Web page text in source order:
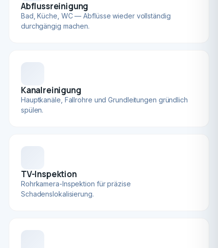
Abflussreinigung
Bad, Küche, WC — Abflüsse wieder vollständig
durchgängig machen.
Kanalreinigung
Hauptkanäle, Fallrohre und Grundleitungen gründlich
spülen.
TV-Inspektion
Rohrkamera-Inspektion für präzise
Schadenslokalisierung.